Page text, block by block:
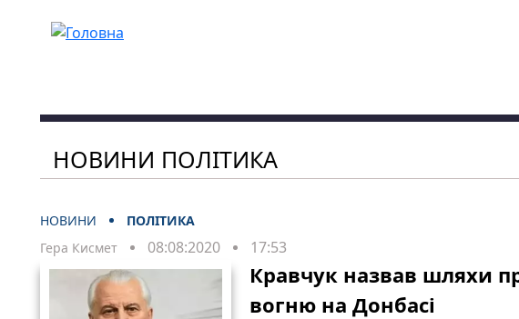
НОВИНИ ПОЛІТИКА
НОВИНИ
ПОЛІТИКА
Гера Кисмет
08:08:2020 17:53
Кравчук назвав шляхи
вогню на Донбасі